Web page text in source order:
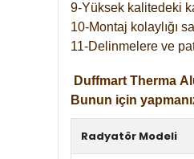
9-Yüksek kalitedeki
10-Montaj kolaylığı
11-Delinmelere ve
Duffmart Therma
Bunun için
Radyatör Modeli